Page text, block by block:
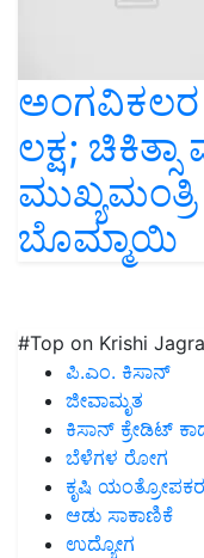
ಅಂಗವಿಕಲರ
ಲಕ್ಷ;
ಬೊಮ್ಮಾಯಿ
#Top on Krishi
ಪಿ.ಎಂ. ಕಿಸಾನ್
ಜೀವಾಮೃತ
ಕಿಸಾನ್ ಕ್ರೇಡಿಟ್
ಬೆಳೆಗಳ ರೋಗ
ಕೃಷಿ
ಆಡು ಸಾಕಾಣಿಕೆ
ಉದ್ಯೋಗ